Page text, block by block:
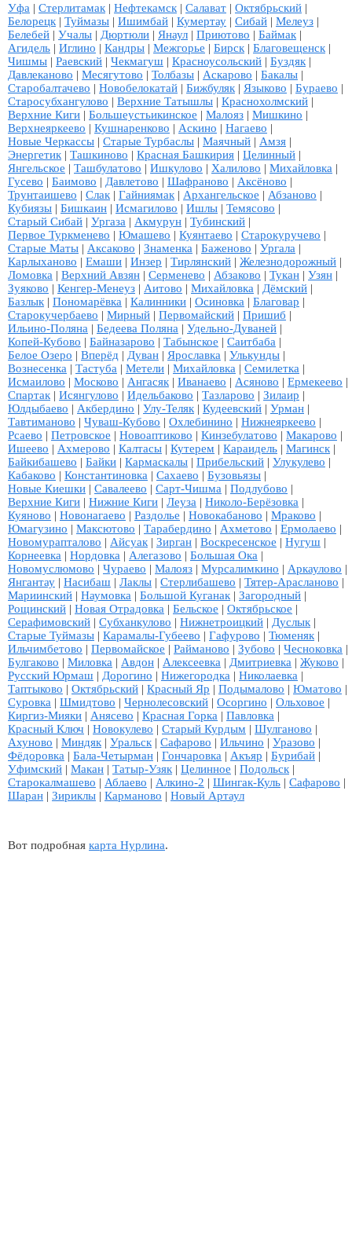
Уфа | Стерлитамак | Нефтекамск | Салават | Октябрьский |
Белорецк | Туймазы | Ишимбай | Кумертау | Сибай | Мелеуз |
Белебей | Учалы | Дюртюли | Янаул | Приютово | Баймак |
Агидель | Иглино | Кандры | Межгорье | Бирск | Благовещенск |
Чишмы | Раевский | Чекмагуш | Красноусольский | Буздяк |
Давлеканово | Месягутово | Толбазы | Аскарово | Бакалы |
Старобалтачево | Новобелокатай | Бижбуляк | Языково | Бураево |
Старосубхангулово | Верхние Татышлы | Краснохолмский |
Верхние Киги | Большеустьикинское | Малояз | Мишкино |
Верхнеяркеево | Кушнаренково | Аскино | Нагаево |
Новые Черкассы | Старые Турбаслы | Маячный | Амзя |
Энергетик | Ташкиново | Красная Башкирия | Целинный |
Янгельское | Ташбулатово | Ишкулово | Халилово | Михайловка |
Гусево | Баимово | Давлетово | Шафраново | Аксёново |
Трунтаишево | Слак | Гайниямак | Архангельское | Абзаново |
Кубиязы | Бишкаин | Исмагилово | Ишлы | Темясово |
Старый Сибай | Ургаза | Акмурун | Тубинский |
Первое Туркменево | Юмашево | Куянтаево | Старокуручево |
Старые Маты | Аксаково | Знаменка | Баженово | Ургала |
Карлыханово | Емаши | Инзер | Тирлянский | Железнодорожный |
Ломовка | Верхний Авзян | Серменево | Абзаково | Тукан | Узян |
Зуяково | Кенгер-Менеуз | Аитово | Михайловка | Дёмский |
Базлык | Пономарёвка | Калинники | Осиновка | Благовар |
Старокучербаево | Мирный | Первомайский | Пришиб |
Ильино-Поляна | Бедеева Поляна | Удельно-Дуваней |
Копей-Кубово | Байназарово | Табынское | Саитбаба |
Белое Озеро | Вперёд | Дуван | Ярославка | Улькунды |
Вознесенка | Тастуба | Метели | Михайловка | Семилетка |
Исмаилово | Москово | Ангасяк | Иванаево | Асяново | Ермекеево |
Спартак | Исянгулово | Идельбаково | Тазларово | Зилаир |
Юлдыбаево | Акбердино | Улу-Теляк | Кудеевский | Урман |
Тавтиманово | Чуваш-Кубово | Охлебинино | Нижнеяркеево |
Рсаево | Петровское | Новоаптиково | Кинзебулатово | Макарово |
Ишеево | Ахмерово | Калтасы | Кутерем | Караидель | Магинск |
Байкибашево | Байки | Кармаскалы | Прибельский | Улукулево |
Кабаково | Константиновка | Сахаево | Бузовьязы |
Новые Киешки | Савалеево | Сарт-Чишма | Подлубово |
Верхние Киги | Нижние Киги | Леуза | Николо-Берёзовка |
Куяново | Новонагаево | Раздолье | Новокабаново | Мраково |
Юмагузино | Максютово | Тарабердино | Ахметово | Ермолаево |
Новомурапталово | Айсуак | Зирган | Воскресенское | Нугуш |
Корнеевка | Нордовка | Алегазово | Большая Ока |
Новомуслюмово | Чураево | Малояз | Мурсалимкино | Аркаулово |
Янгантау | Насибаш | Лаклы | Стерлибашево | Тятер-Арасланово |
Мариинский | Наумовка | Большой Куганак | Загородный |
Рощинский | Новая Отрадовка | Бельское | Октябрьское |
Серафимовский | Субханкулово | Нижнетроицкий | Дуслык |
Старые Туймазы | Карамалы-Губеево | Гафурово | Тюменяк |
Ильчимбетово | Первомайское | Райманово | Зубово | Чесноковка |
Булгаково | Миловка | Авдон | Алексеевка | Дмитриевка | Жуково |
Русский Юрмаш | Дорогино | Нижегородка | Николаевка |
Таптыково | Октябрьский | Красный Яр | Подымалово | Юматово |
Суровка | Шмидтово | Чернолесовский | Осоргино | Ольховое |
Киргиз-Мияки | Анясево | Красная Горка | Павловка |
Красный Ключ | Новокулево | Старый Курдым | Шулганово |
Ахуново | Миндяк | Уральск | Сафарово | Ильчино | Уразово |
Фёдоровка | Бала-Четырман | Гончаровка | Акъяр | Бурибай |
Уфимский | Макан | Татыр-Узяк | Целинное | Подольск |
Старокалмашево | Аблаево | Алкино-2 | Шингак-Куль | Сафарово |
Шаран | Зириклы | Карманово | Новый Артаул
Вот подробная карта Нурлина.